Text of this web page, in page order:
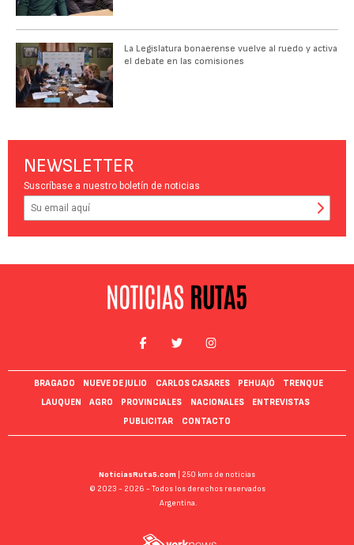
La Legislatura bonaerense vuelve al ruedo y activa
el debate en las comisiones
NEWSLETTER
Suscríbase a nuestro boletín de noticias
BRAGADO NUEVE DE JULIO CARLOS CASARES PEHUAJÓ
TRENQUE
LAUQUEN
AGRO PROVINCIALES NACIONALES
ENTREVISTAS
PUBLICITAR
CONTACTO
NoticiasRuta5.com
| 250 kms de noticias
© 2023 - 2026 - Todos los derechos reservados
Argentina.